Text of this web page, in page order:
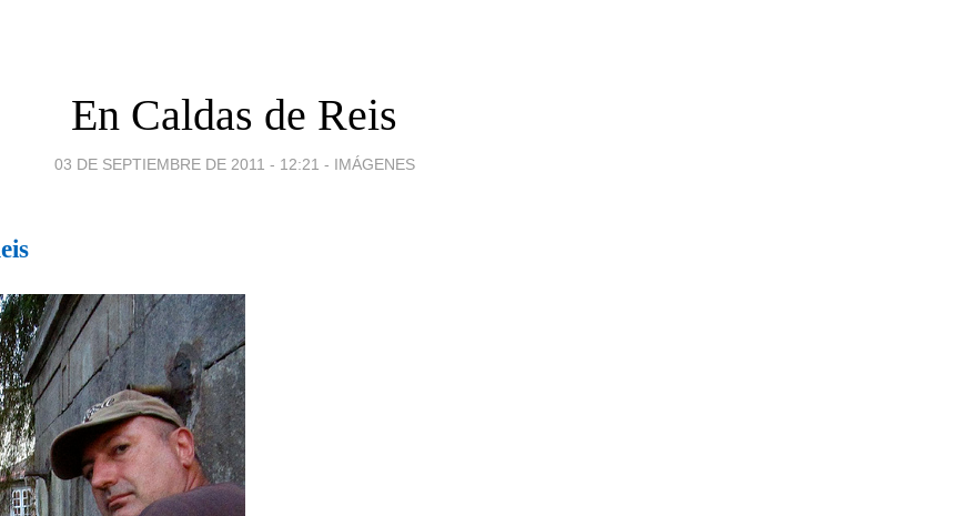
En Caldas de Reis
03 DE SEPTIEMBRE DE 2011 - 12:21 - IMÁGENES